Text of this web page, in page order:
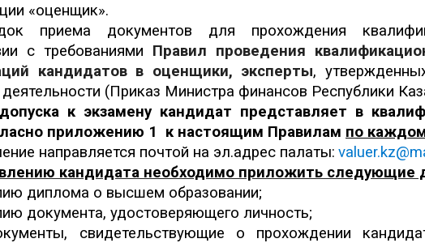
«оценщик».
приема документов для прохождения
с требованиями Правил проведения
кандидатов в оценщики, эксперты,
(Приказ Министра финансов Республики
к экзамену кандидат представляет в
приложению 1 к настоящим Правилам по
направляется почтой на эл.адрес палаты:
кандидата необходимо приложить следующие
диплома о высшем образовании;
документа, удостоверяющего личность;
свидетельствующие о прохождении